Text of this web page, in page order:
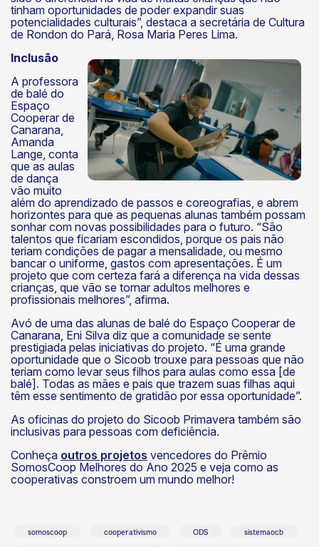
tinham oportunidades de poder expandir suas
potencialidades culturais”, destaca a secretária de Cultura
de Rondon do Pará, Rosa Maria Peres Lima.
Inclusão
A professora
de balé do
Espaço
Cooperar de
Canarana,
Amanda
Lange, conta
que as aulas
de dança
vão muito
além do aprendizado de passos e coreografias, e abrem
horizontes para que as pequenas alunas também possam
sonhar com novas possibilidades para o futuro. “São
talentos que ficariam escondidos, porque os pais não
teriam condições de pagar a mensalidade, ou mesmo
bancar o uniforme, gastos com apresentações. É um
projeto que com certeza fará a diferença na vida dessas
crianças, que vão se tornar adultos melhores e
profissionais melhores”, afirma.
Avó de uma das alunas de balé do Espaço Cooperar de
Canarana, Eni Silva diz que a comunidade se sente
prestigiada pelas iniciativas do projeto. “É uma grande
oportunidade que o Sicoob trouxe para pessoas que não
teriam como levar seus filhos para aulas como essa [de
balé]. Todas as mães e pais que trazem suas filhas aqui
têm esse sentimento de gratidão por essa oportunidade”.
As oficinas do projeto do Sicoob Primavera também são
inclusivas para pessoas com deficiência.
Conheça outros projetos vencedores do Prêmio
SomosCoop Melhores do Ano 2025 e veja como as
cooperativas constroem um mundo melhor!
somoscoop cooperativismo ODS sistemaocb